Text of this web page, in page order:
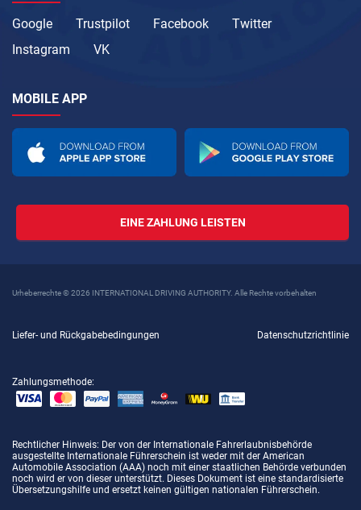
Google Trustpilot Facebook
Twitter
Instagram
VK
MOBILE APP
EINE ZAHLUNG LEISTEN
Urheberrechte © 2026 INTERNATIONAL DRIVING AUTHORITY. Alle Rechte vorbehalten
Liefer- und Rückgabebedingungen Datenschutzrichtlinie
Zahlungsmethode:
Rechtlicher Hinweis: Der von der Internationale Fahrerlaubnisbehörde
ausgestellte Internationale Führerschein ist weder mit der American
Automobile Association (AAA) noch mit einer staatlichen Behörde verbunden
noch wird er von dieser unterstützt. Dieses Dokument ist eine standardisierte
Übersetzungshilfe und ersetzt keinen gültigen nationalen Führerschein.